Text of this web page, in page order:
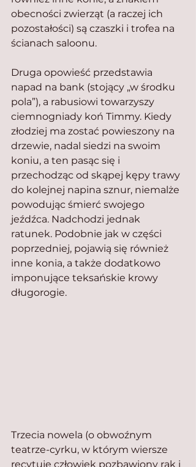
obecności zwierząt (a raczej ich
pozostałości) są czaszki i trofea na
ścianach saloonu.
Druga opowieść przedstawia
napad na bank (stojący „w środku
pola”), a rabusiowi towarzyszy
ciemnogniady koń Timmy. Kiedy
złodziej ma zostać powieszony na
drzewie, nadal siedzi na swoim
koniu, a ten pasąc się i
przechodząc od skąpej kępy trawy
do kolejnej napina sznur, niemalże
powodując śmierć swojego
jeźdźca. Nadchodzi jednak
ratunek. Podobnie jak w części
poprzedniej, pojawią się również
inne konia, a także dodatkowo
imponujące teksańskie krowy
długorogie.
Trzecia nowela (o obwoźnym
teatrze-cyrku, w którym wiersze
recytuje człowiek pozbawiony rąk i